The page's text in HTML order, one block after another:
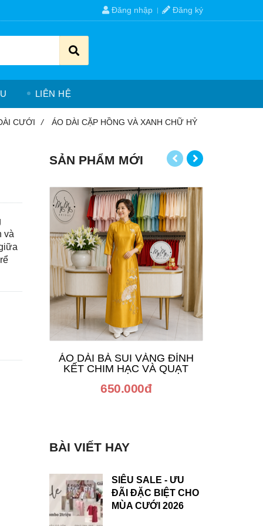
Đăng nhập Đăng ký
LIÊN HỆ
CƯỚI / ÁO DÀI CẶP HỒNG VÀ XANH CHỮ HỶ
và
SẢN PHẨM MỚI
ÁO DÀI BÀ SUI VÀNG ĐÍNH
KẾT CHIM HẠC VÀ QUẠT
650.000đ
BÀI VIẾT HAY
SIÊU SALE - ƯU
ĐÃI ĐẶC BIỆT CHO
MÙA CƯỚI 2026